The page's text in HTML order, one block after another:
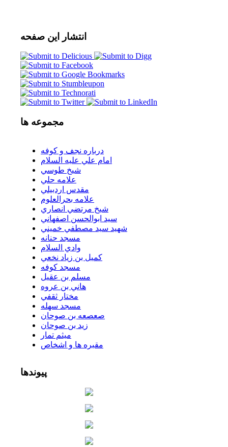
انتشار این صفحه
مجموعه ها
درباره نجف و كوفه
امام علي عليه السلام
شيخ طوسي
علامه حلي
مقدس اردبيلي
علامه بحرالعلوم
شيخ مرتضي انصاري
سيد ابوالحسن اصفهاني
شهيد سيد مصطفي خميني
مسجد حنانه
وادي السلام
كميل بن زياد نخعي
مسجد كوفه
مسلم بن عقيل
هاني بن عروه
مختار ثقفي
مسجد سهله
صعصعه بن صوحان
زيد بن صوحان
ميثم تمار
مقبره ها و اشخاص
پیوندها